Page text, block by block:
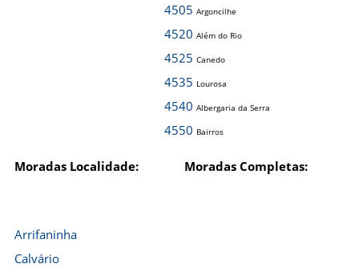
4505 Argoncilhe
4520 Além do Rio
4525 Canedo
4535 Lourosa
4540 Albergaria da Serra
4550 Bairros
Moradas Localidade: Moradas Completas:
Arrifaninha
Calvário